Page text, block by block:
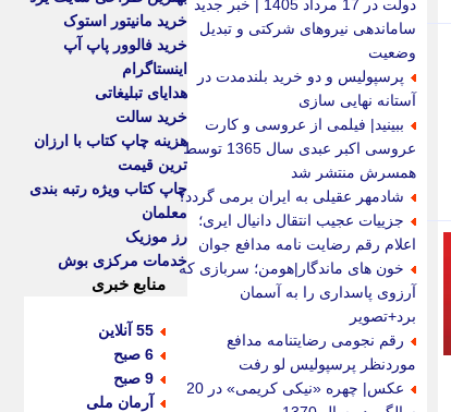
دولت در 17 مرداد 1405 | خبر جدید
ساماندهی نیروهای شرکتی و تبدیل
وضعیت
پرسپولیس و دو خرید بلندمدت در
آستانه نهایی سازی
ببینید| فیلمی از عروسی و کارت
عروسی اکبر عبدی سال 1365 توسط
همسرش منتشر شد
شادمهر عقیلی به ایران برمی گردد؟
جزییات عجیب انتقال دانیال ایری؛
اعلام رقم رضایت نامه مدافع جوان
خون های ماندگار|هومن؛ سربازی که
آرزوی پاسداری را به آسمان
برد+تصویر
رقم نجومی رضایتنامه مدافع
موردنظر پرسپولیس لو رفت
عکس| چهره «نیکی کریمی» در 20
خرید مانیتور استوک
خرید فالوور پاپ آپ
اینستاگرام
هدایای تبلیغاتی
خرید سالت
هزینه چاپ کتاب با ارزان
ترین قیمت
چاپ کتاب ویژه رتبه بندی
معلمان
رز موزیک
خدمات مرکزی بوش
منابع خبری
55 آنلاین
6 صبح
9 صبح
آرمان ملی